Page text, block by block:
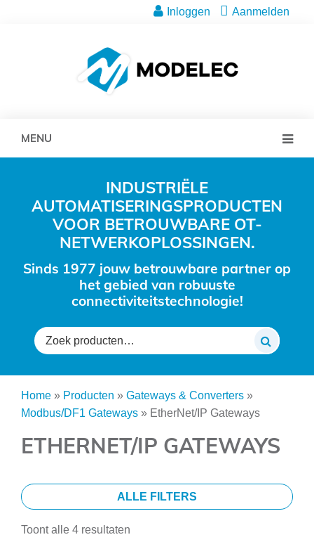
Inloggen Aanmelden
MENU
INDUSTRIËLE
AUTOMATISERINGSPRODUCTEN
VOOR BETROUWBARE OT-
NETWERKOPLOSSINGEN.
Sinds 1977 jouw betrouwbare partner op
het gebied van robuuste
connectiviteitstechnologie!
Zoeken
naar:
Home » Producten » Gateways & Converters »
Modbus/DF1 Gateways » EtherNet/IP Gateways
ETHERNET/IP GATEWAYS
ALLE FILTERS
Toont alle 4 resultaten